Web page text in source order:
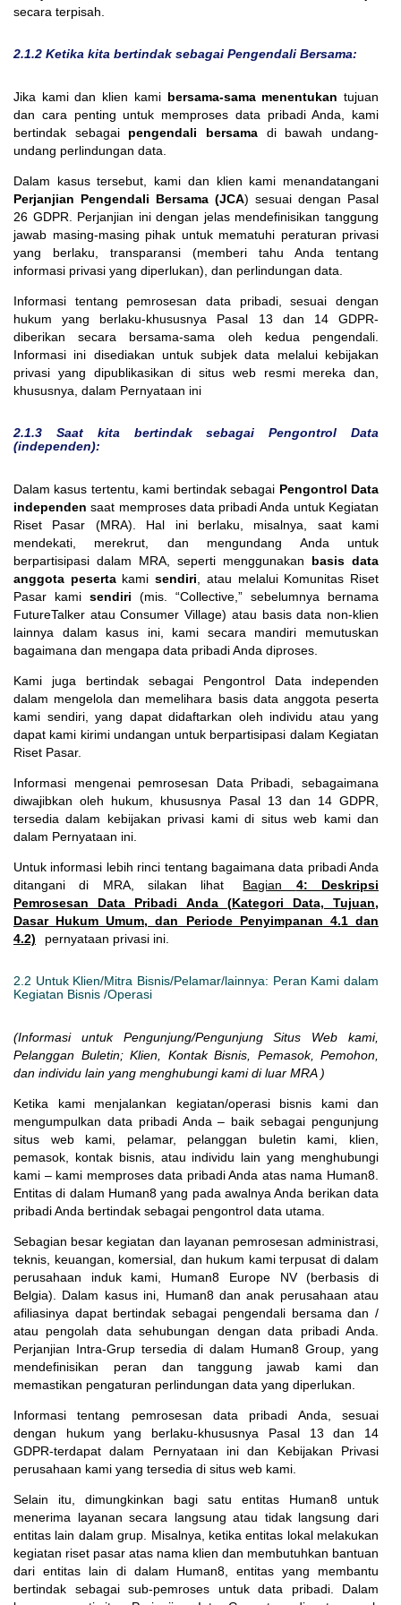
secara terpisah.
2.1.2 Ketika kita bertindak sebagai Pengendali Bersama:
Jika kami dan klien kami bersama-sama menentukantujuan
dan cara penting untuk memproses data pribadi Anda, kami
bertindak sebagai pengendali bersama di bawah undang-
undang perlindungan data.
Dalam kasus tersebut, kami dan klien kami menandatangani
Perjanjian Pengendali Bersama (JCA) sesuai dengan Pasal
26 GDPR. Perjanjian ini dengan jelas mendefinisikan tanggung
jawab masing-masing pihak untuk mematuhi peraturan privasi
yang berlaku, transparansi (memberi tahu Anda tentang
informasi privasi yang diperlukan), dan perlindungan data.
Informasi tentang pemrosesan data pribadi, sesuai dengan
hukum yang berlaku-khususnya Pasal 13 dan 14 GDPR-
diberikan secara bersama-sama oleh kedua pengendali.
Informasi ini disediakan untuk subjek data melalui kebijakan
privasi yang dipublikasikan di situs web resmi mereka dan,
khususnya, dalam Pernyataan ini
2.1.3 Saat kita bertindak sebagai Pengontrol Data
(independen):
Dalam kasus tertentu, kami bertindak sebagai Pengontrol Data
independensaat memproses data pribadi Anda untuk Kegiatan
Riset Pasar (MRA). Hal ini berlaku, misalnya, saat kami
mendekati, merekrut, dan mengundang Anda untuk
berpartisipasi dalam MRA, seperti menggunakan basis data
anggota peserta kamisendiri , atau melalui Komunitas Riset
Pasar kami sendiri (mis. “Collective,” sebelumnya bernama
FutureTalker atau Consumer Village) atau basis data non-klien
lainnya dalam kasus ini, kami secara mandiri memutuskan
bagaimana dan mengapa data pribadi Anda diproses.
Kami juga bertindak sebagai Pengontrol Data independen
dalam mengelola dan memelihara basis data anggota peserta
kami sendiri, yang dapat didaftarkan oleh individu atau yang
dapat kami kirimi undangan untuk berpartisipasi dalam Kegiatan
Riset Pasar.
Informasi mengenai pemrosesan Data Pribadi, sebagaimana
diwajibkan oleh hukum, khususnya Pasal 13 dan 14 GDPR,
tersedia dalam kebijakan privasi kami di situs web kami dan
dalam Pernyataan ini.
Untuk informasi lebih rinci tentang bagaimana data pribadi Anda
ditangani di MRA, silakan lihat
Bagian 4: Deskripsi
Pemrosesan Data Pribadi Anda (Kategori Data, Tujuan,
Dasar Hukum Umum, dan Periode Penyimpanan 4.1 dan
4.2)
pernyataan privasi ini.
2.2 Untuk Klien/Mitra Bisnis/Pelamar/lainnya: Peran Kami dalam
Kegiatan Bisnis /Operasi
(Informasi untuk Pengunjung/Pengunjung Situs Web kami,
Pelanggan Buletin; Klien, Kontak Bisnis, Pemasok, Pemohon,
dan individu lain yang menghubungi kami di luar MRA )
Ketika kami menjalankan kegiatan/operasi bisnis kami dan
mengumpulkan data pribadi Anda – baik sebagai pengunjung
situs web kami, pelamar, pelanggan buletin kami, klien,
pemasok, kontak bisnis, atau individu lain yang menghubungi
kami – kami memproses data pribadi Anda atas nama Human8.
Entitas di dalam Human8 yang pada awalnya Anda berikan data
pribadi Anda bertindak sebagai pengontrol data utama.
Sebagian besar kegiatan dan layanan pemrosesan administrasi,
teknis, keuangan, komersial, dan hukum kami terpusat di dalam
perusahaan induk kami, Human8 Europe NV (berbasis di
Belgia). Dalam kasus ini, Human8 dan anak perusahaan atau
afiliasinya dapat bertindak sebagai pengendali bersama dan /
atau pengolah data sehubungan dengan data pribadi Anda.
Perjanjian Intra-Grup tersedia di dalam Human8 Group, yang
mendefinisikan peran dan tanggung jawab kami dan
memastikan pengaturan perlindungan data yang diperlukan.
Informasi tentang pemrosesan data pribadi Anda, sesuai
dengan hukum yang berlaku-khususnya Pasal 13 dan 14
GDPR-terdapat dalam Pernyataan ini dan Kebijakan Privasi
perusahaan kami yang tersedia di situs web kami.
Selain itu, dimungkinkan bagi satu entitas Human8 untuk
menerima layanan secara langsung atau tidak langsung dari
entitas lain dalam grup. Misalnya, ketika entitas lokal melakukan
kegiatan riset pasar atas nama klien dan membutuhkan bantuan
dari entitas lain di dalam Human8, entitas yang membantu
bertindak sebagai sub-pemroses untuk data pribadi. Dalam